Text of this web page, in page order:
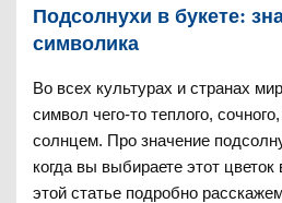
Подсолнухи в букете:
символика
Во всех культурах и странах
символ чего-то теплого,
солнцем. Про значение
когда вы выбираете этот
этой статье подробно